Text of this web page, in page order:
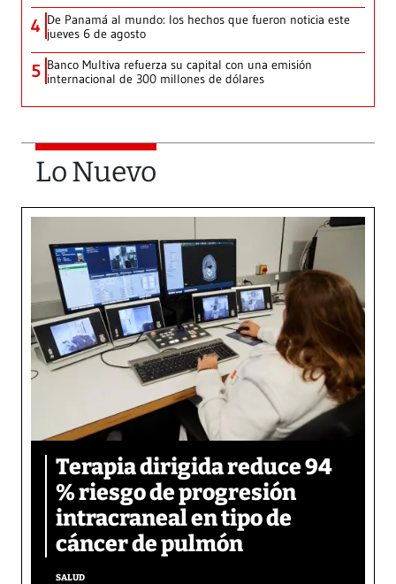
4 De Panamá al mundo: los hechos que fueron noticia este
jueves 6 de agosto
5 Banco Multiva refuerza su capital con una emisión
internacional de 300 millones de dólares
Lo Nuevo
Terapia dirigida reduce 94
% riesgo de progresión
intracraneal en tipo de
cáncer de pulmón
SALUD